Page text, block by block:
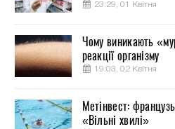
23:29, 01 Квітня
Чому виникають
реакції організму
19:03, 02 Квітня
Метінвест:
«Вільні хвилі»